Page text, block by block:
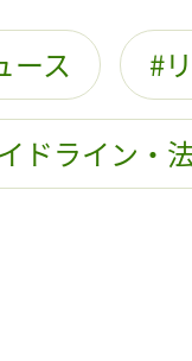
ース
ドライン・